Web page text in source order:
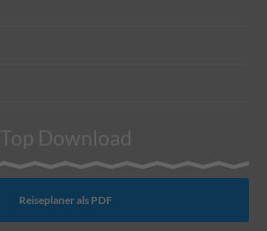
Top Download
Reiseplaner als PDF